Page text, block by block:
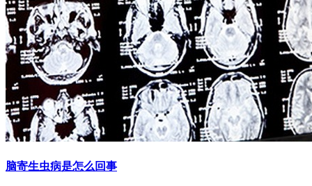
脑寄生虫病是怎么回事